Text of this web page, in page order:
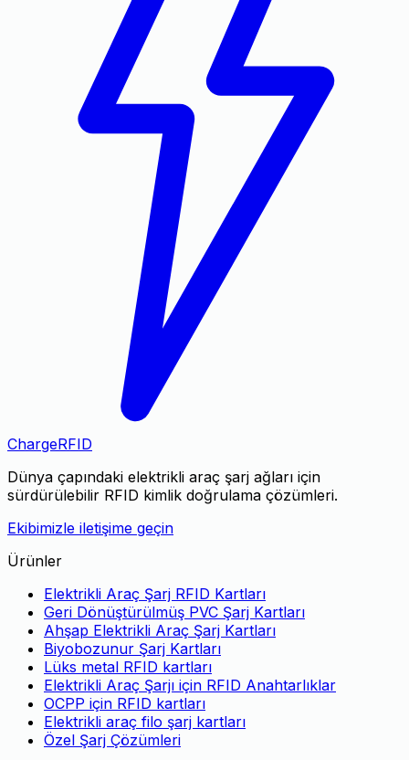
ChargeRFID
Dünya çapındaki elektrikli araç şarj ağları için
sürdürülebilir RFID kimlik doğrulama çözümleri.
Ekibimizle iletişime geçin
Ürünler
Elektrikli Araç Şarj RFID Kartları
Geri Dönüştürülmüş PVC Şarj Kartları
Ahşap Elektrikli Araç Şarj Kartları
Biyobozunur Şarj Kartları
Lüks metal RFID kartları
Elektrikli Araç Şarjı için RFID Anahtarlıklar
OCPP için RFID kartları
Elektrikli araç filo şarj kartları
Özel Şarj Çözümleri